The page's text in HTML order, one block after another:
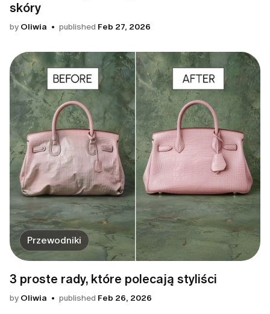
skóry
by Oliwia published Feb 27, 2026
Przewodniki
3 proste rady, które polecają styliści
by Oliwia published Feb 26, 2026